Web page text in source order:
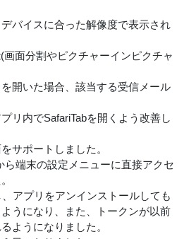
バイスに合った解像度で表示され
画面分割やピクチャーインピクチャ
開いた場合、該当する受信メール
リ内でSafariTabを開くよう改善し
サポートしました。
ら端末の設定メニューに直接アクセ
、アプリをアンインストールしても
うになり、また、トークンが以前
ようになりました。